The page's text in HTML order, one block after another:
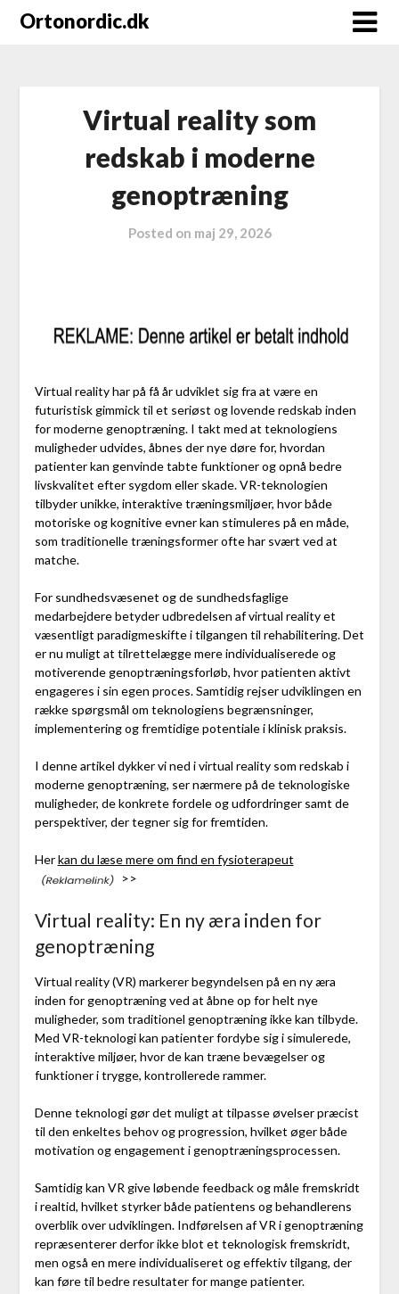
Ortonordic.dk
Virtual reality som
redskab i moderne
genoptræning
Posted on maj 29, 2026
Virtual reality har på få år udviklet sig fra at være en
futuristisk gimmick til et seriøst og lovende redskab inden
for moderne genoptræning. I takt med at teknologiens
muligheder udvides, åbnes der nye døre for, hvordan
patienter kan genvinde tabte funktioner og opnå bedre
livskvalitet efter sygdom eller skade. VR-teknologien
tilbyder unikke, interaktive træningsmiljøer, hvor både
motoriske og kognitive evner kan stimuleres på en måde,
som traditionelle træningsformer ofte har svært ved at
matche.
For sundhedsvæsenet og de sundhedsfaglige
medarbejdere betyder udbredelsen af virtual reality et
væsentligt paradigmeskifte i tilgangen til rehabilitering. Det
er nu muligt at tilrettelægge mere individualiserede og
motiverende genoptræningsforløb, hvor patienten aktivt
engageres i sin egen proces. Samtidig rejser udviklingen en
række spørgsmål om teknologiens begrænsninger,
implementering og fremtidige potentiale i klinisk praksis.
I denne artikel dykker vi ned i virtual reality som redskab i
moderne genoptræning, ser nærmere på de teknologiske
muligheder, de konkrete fordele og udfordringer samt de
perspektiver, der tegner sig for fremtiden.
Herkan du læse mere om find en fysioterapeut
>>
Virtual reality: En ny æra inden for
genoptræning
Virtual reality (VR) markerer begyndelsen på en ny æra
inden for genoptræning ved at åbne op for helt nye
muligheder, som traditionel genoptræning ikke kan tilbyde.
Med VR-teknologi kan patienter fordybe sig i simulerede,
interaktive miljøer, hvor de kan træne bevægelser og
funktioner i trygge, kontrollerede rammer.
Denne teknologi gør det muligt at tilpasse øvelser præcist
til den enkeltes behov og progression, hvilket øger både
motivation og engagement i genoptræningsprocessen.
Samtidig kan VR give løbende feedback og måle fremskridt
i realtid, hvilket styrker både patientens og behandlerens
overblik over udviklingen. Indførelsen af VR i genoptræning
repræsenterer derfor ikke blot et teknologisk fremskridt,
men også en mere individualiseret og effektiv tilgang, der
kan føre til bedre resultater for mange patienter.